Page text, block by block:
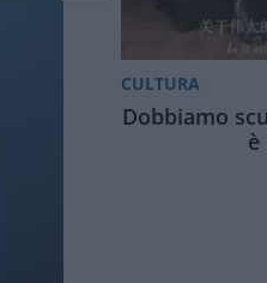
CULTURA
Dobbiamo
è